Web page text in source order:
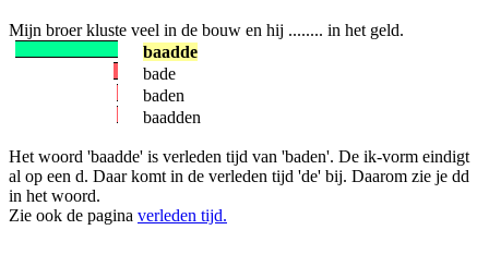
Mijn broer kluste veel in de bouw en hij ........ in het geld.
baadde
bade
baden
baadden
Het woord 'baadde' is verleden tijd van 'baden'. De ik-vorm eindigt
al op een d. Daar komt in de verleden tijd 'de' bij. Daarom zie je dd
in het woord.
Zie ook de pagina verleden tijd.